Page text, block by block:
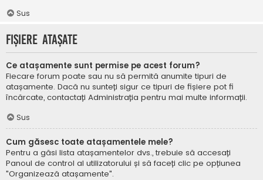
Sus
Fișiere atașate
Ce atașamente sunt permise pe acest forum?
Fiecare forum poate sau nu să permită anumite tipuri de
atașamente. Dacă nu sunteți sigur ce tipuri de fișiere pot fi
încărcate, contactați Administrația pentru mai multe informații.
Sus
Cum găsesc toate atașamentele mele?
Pentru a găsi lista atașamentelor dvs., trebuie să accesați
Panoul de control al utilizatorului și să faceți clic pe opțiunea
"Organizează atașamente".